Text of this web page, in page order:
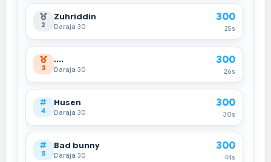
2
Zuhriddin
Daraja 30
300
25s
3
....
Daraja 30
300
26s
4
Husen
Daraja 30
300
30s
5
Bad bunny
Daraja 30
300
44s